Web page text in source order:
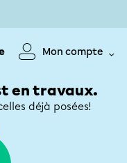
Mon compte
en travaux.
déjà posées!